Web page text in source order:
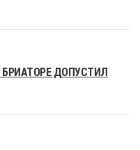
ДОПУСТИЛ